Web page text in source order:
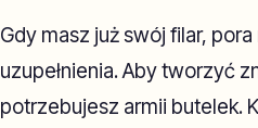
Gdy masz już swój filar,
uzupełnienia. Aby tworzyć
potrzebujesz armii butelek.